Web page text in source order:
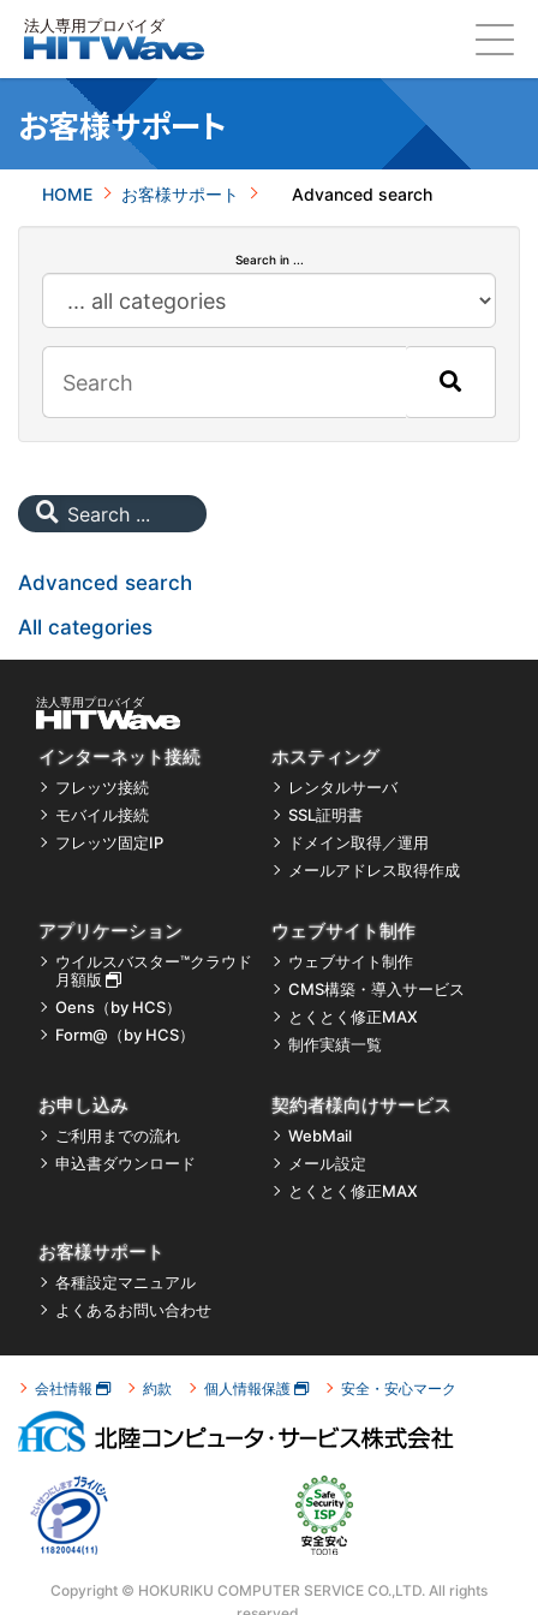
お客様サポート
HOME お客様サポート Advanced search
Search in ...
Advanced search
All categories
インターネット接続
フレッツ接続
モバイル接続
フレッツ固定IP
ホスティング
レンタルサーバ
SSL証明書
ドメイン取得／運用
メールアドレス取得作成
アプリケーション
ウイルスバスター™クラウド
月額版
Oens（by HCS）
Form@（by HCS）
ウェブサイト制作
ウェブサイト制作
CMS構築・導入サービス
とくとく修正MAX
制作実績一覧
お申し込み
ご利用までの流れ
申込書ダウンロード
契約者様向けサービス
WebMail
メール設定
とくとく修正MAX
お客様サポート
各種設定マニュアル
よくあるお問い合わせ
会社情報 約款 個人情報保護 安全・安心マーク
Copyright © HOKURIKU COMPUTER SERVICE CO.,LTD. All rights